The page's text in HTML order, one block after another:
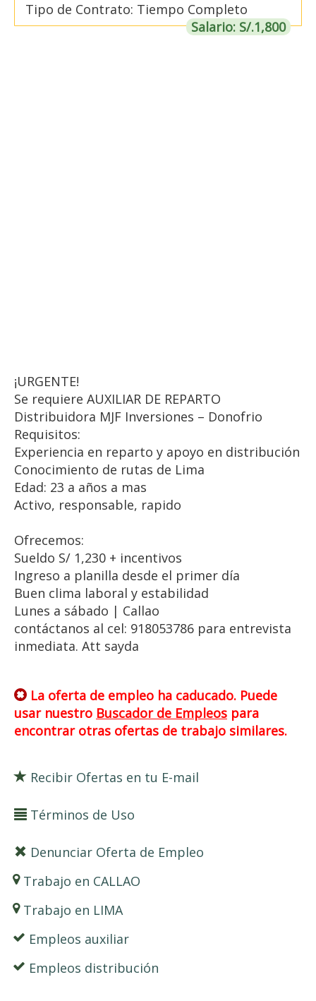
Tipo de Contrato: Tiempo Completo
Salario: S/.1,800
¡URGENTE!
Se requiere AUXILIAR DE REPARTO
Distribuidora MJF Inversiones – Donofrio
Requisitos:
Experiencia en reparto y apoyo en distribución
Conocimiento de rutas de Lima
Edad: 23 a años a mas
Activo, responsable, rapido
Ofrecemos:
Sueldo S/ 1,230 + incentivos
Ingreso a planilla desde el primer día
Buen clima laboral y estabilidad
Lunes a sábado | Callao
contáctanos al cel: 918053786 para entrevista
inmediata. Att sayda
La oferta de empleo ha caducado. Puede
usar nuestro Buscador de Empleos para
encontrar otras ofertas de trabajo similares.
Recibir Ofertas en tu E-mail
Términos de Uso
Denunciar Oferta de Empleo
Trabajo en CALLAO
Trabajo en LIMA
Empleos auxiliar
Empleos distribución